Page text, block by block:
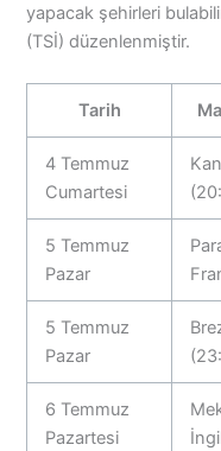
yapacak şehirleri
(TSİ) düzenlenmiştir.
Tarih
4 Temmuz
Cumartesi
5 Temmuz
Pazar
5 Temmuz
Pazar
6 Temmuz
Pazartesi